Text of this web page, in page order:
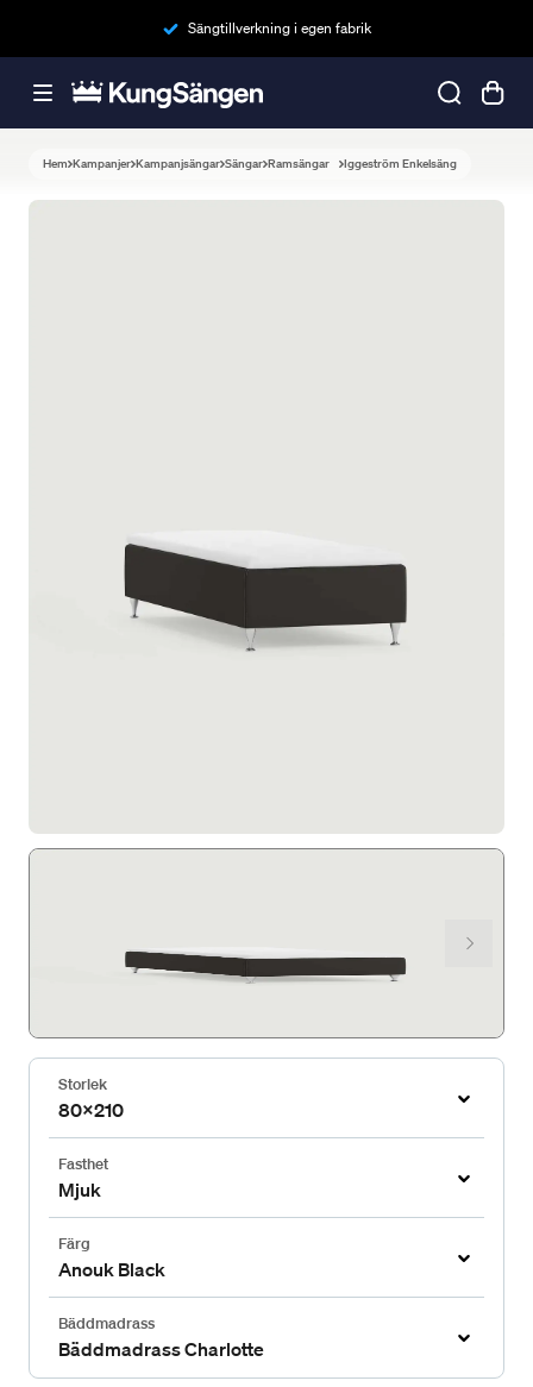
Sängtillverkning i egen fabrik
Hem Kampanjer Kampanjsängar Sängar Ramsängar Iggeström Enkelsäng
Storlek
80x210
Fasthet
Mjuk
Färg
Anouk Black
Bäddmadrass
Bäddmadrass Charlotte